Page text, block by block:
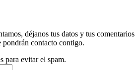
déjanos tus datos y tus comentarios
pondrán contacto contigo.
para evitar el spam.